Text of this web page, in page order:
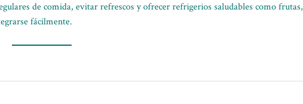
de comida, evitar refrescos y ofrecer refrigerios saludables como frutas,
fácilmente.